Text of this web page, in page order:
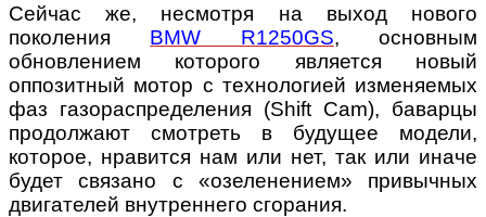
Сейчас же, несмотря на выход нового
поколения BMW R1250GS, основным
обновлением которого является новый
оппозитный мотор с технологией изменяемых
фаз газораспределения (Shift Cam), баварцы
продолжают смотреть в будущее модели,
которое, нравится нам или нет, так или иначе
будет связано с «озеленением» привычных
двигателей внутреннего сгорания.